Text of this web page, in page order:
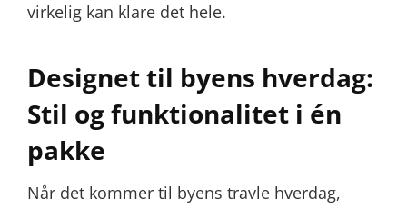
virkelig kan klare det hele.
Designet til byens hverdag:
Stil og funktionalitet i én
pakke
Når det kommer til byens travle hverdag,